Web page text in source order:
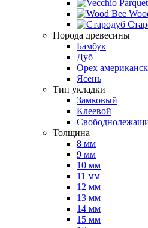
Порода древесины
Бамбук
Дуб
Орех
Ясень
Тип укладки
Замковый
Клеевой
Толщина
8 мм
9 мм
10 мм
11 мм
12 мм
13 мм
14 мм
15 мм